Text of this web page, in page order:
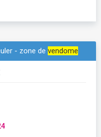
- zone de vendome